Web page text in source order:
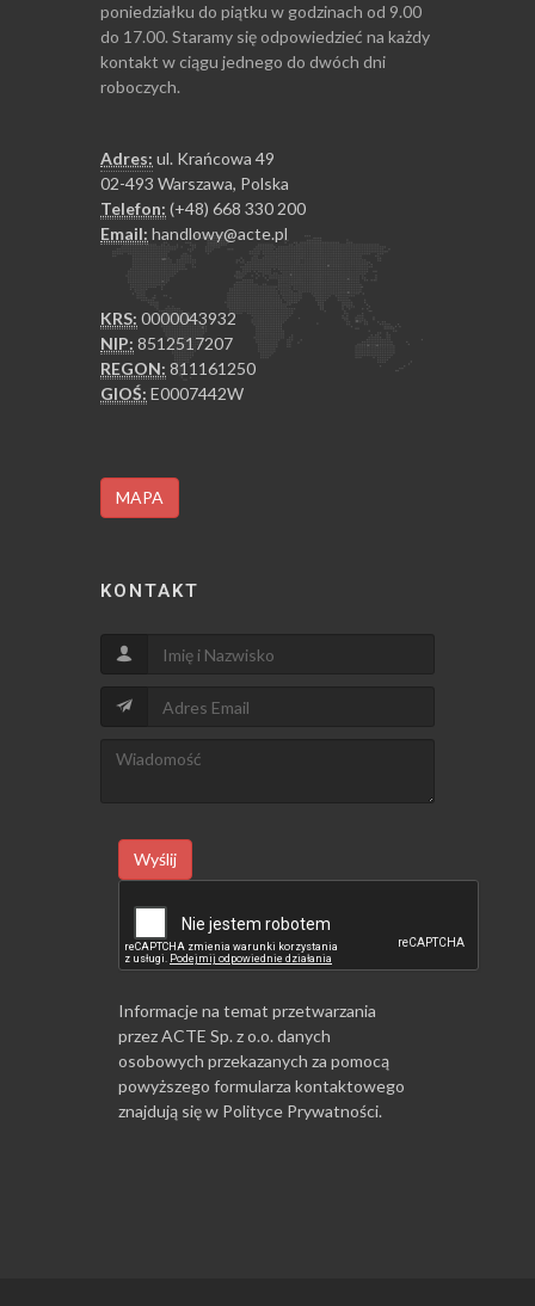
poniedziałku do piątku w godzinach od 9.00
do 17.00. Staramy się odpowiedzieć na każdy
kontakt w ciągu jednego do dwóch dni
roboczych.
Adres: ul. Krańcowa 49
02-493 Warszawa, Polska
Telefon: (+48) 668 330 200
Email: handlowy@acte.pl
KRS: 0000043932
NIP: 8512517207
REGON: 811161250
GIOŚ: E0007442W
MAPA
KONTAKT
Wyślij
Informacje na temat przetwarzania
przez ACTE Sp. z o.o. danych
osobowych przekazanych za pomocą
powyższego formularza kontaktowego
znajdują się w Polityce Prywatności.